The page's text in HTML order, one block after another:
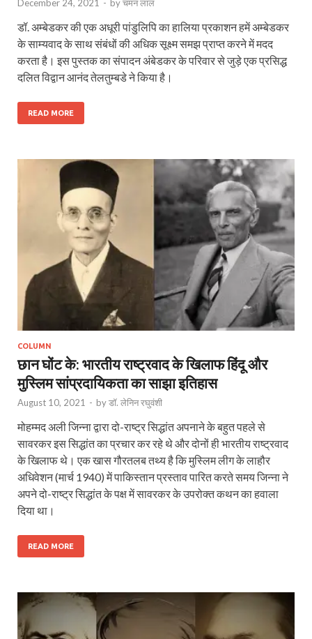
December 24, 2021 - byचमन लाल
डॉ. अम्बेडकर की एक अधूरी पांडुलिपि का हालिया प्रकाशन हमें अम्बेडकर
के साम्यवाद के साथ संबंधों की अधिक सूक्ष्म समझ प्राप्त करने में मदद
करता है। इस पुस्तक का संपादन अंबेडकर के परिवार से जुड़े एक प्रसिद्ध
दलित विद्वान आनंद तेलतुम्बडे ने किया है।
READ MORE
COLUMN
छान घोंट के: भारतीय राष्ट्रवाद के खिलाफ हिंदू और
मुस्लिम सांप्रदायिकता का साझा इतिहास
August 10, 2021 - byडॉ. लेनिन रघुवंशी
मोहम्मद अली जिन्ना द्वारा दो-राष्ट्र सिद्धांत अपनाने के बहुत पहले से
सावरकर इस सिद्धांत का प्रचार कर रहे थे और दोनों ही भारतीय राष्ट्रवाद
के खिलाफ थे। एक खास गौरतलब तथ्य है कि मुस्लिम लीग के लाहौर
अधिवेशन (मार्च 1940) में पाकिस्तान प्रस्ताव पारित करते समय जिन्ना ने
अपने दो-राष्ट्र सिद्धांत के पक्ष में सावरकर के उपरोक्त कथन का हवाला
दिया था।
READ MORE